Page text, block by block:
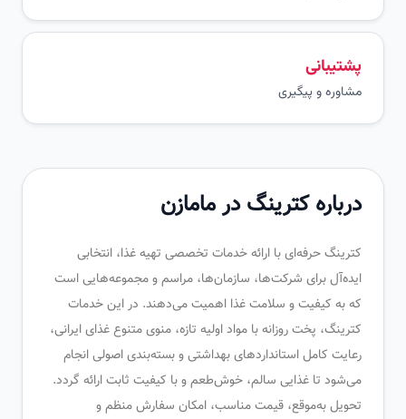
پشتیبانی
مشاوره و پیگیری
درباره کترینگ در مامازن
کترینگ حرفه‌ای با ارائه خدمات تخصصی تهیه غذا، انتخابی
ایده‌آل برای شرکت‌ها، سازمان‌ها، مراسم و مجموعه‌هایی است
که به کیفیت و سلامت غذا اهمیت می‌دهند. در این خدمات
کترینگ، پخت روزانه با مواد اولیه تازه، منوی متنوع غذای ایرانی،
رعایت کامل استانداردهای بهداشتی و بسته‌بندی اصولی انجام
می‌شود تا غذایی سالم، خوش‌طعم و با کیفیت ثابت ارائه گردد.
تحویل به‌موقع، قیمت مناسب، امکان سفارش منظم و